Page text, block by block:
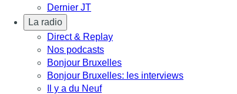
Dernier JT
La radio
Direct & Replay
Nos podcasts
Bonjour Bruxelles
Bonjour Bruxelles: les interviews
Il y a du Neuf